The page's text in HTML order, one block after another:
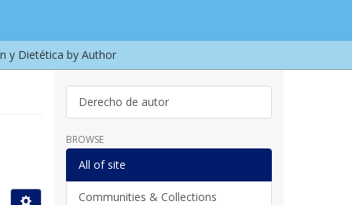
y Dietética by Author
Derecho de autor
BROWSE
All of site
Communities & Collections